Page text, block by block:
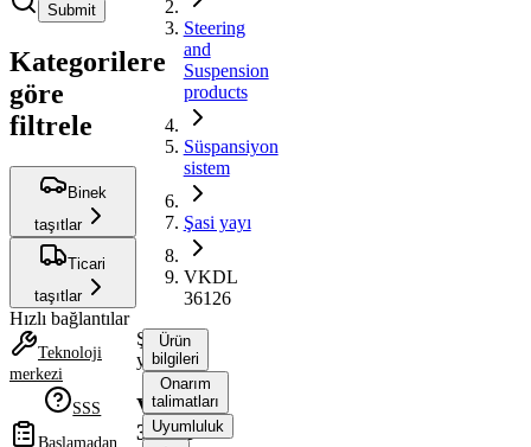
Submit
Kategorilere
göre
filtrele
Binek
taşıtlar
Ticari
taşıtlar
Hızlı bağlantılar
Teknoloji
merkezi
SSS
Başlamadan
Steering
and
Suspension
products
Süspansiyon
sistem
Şasi yayı
VKDL
36126
Şasi
yayı
VKDL
36126
Ürün
bilgileri
Onarım
talimatları
Uyumluluk